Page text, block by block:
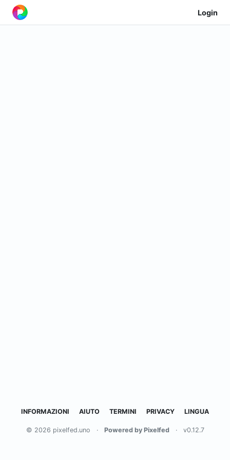
Login
INFORMAZIONI AIUTO TERMINI PRIVACY LINGUA
© 2026 pixelfed.uno · Powered by Pixelfed · v0.12.7